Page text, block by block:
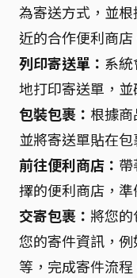
為寄送方式，並
近的合作便利商店
列印寄送單： 系
地打印寄送單，
包裝包裹： 根據
並將寄送單貼在包
前往便利商店：
擇的便利商店，準
交寄包裹： 將您
您的寄件資訊，
等，完成寄件流程